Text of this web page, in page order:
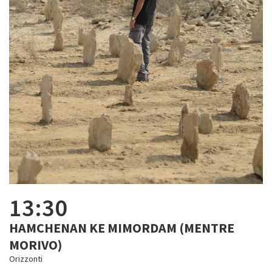
13:30
HAMCHENAN KE MIMORDAM (MENTRE
MORIVO)
Orizzonti